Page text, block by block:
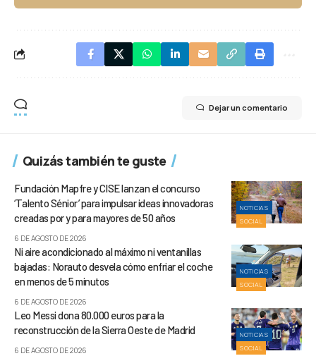
Dejar un comentario
Quizás también te guste
NOTICIAS
SOCIAL
Fundación Mapfre y CISE lanzan el concurso
‘Talento Sénior’ para impulsar ideas innovadoras
creadas por y para mayores de 50 años
6 DE AGOSTO DE 2026
NOTICIAS
SOCIAL
Ni aire acondicionado al máximo ni ventanillas
bajadas: Norauto desvela cómo enfriar el coche
en menos de 5 minutos
6 DE AGOSTO DE 2026
NOTICIAS
SOCIAL
Leo Messi dona 80.000 euros para la
reconstrucción de la Sierra Oeste de Madrid
6 DE AGOSTO DE 2026